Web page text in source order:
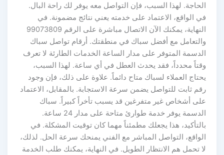
الحاجة. لهذا السبب، فإن التواصل معه يوفر لك راحة البال.
في الواقع، الاعتماد على خدمته يعني نتائج مضمونة. في
النهاية، يمكنك الآن الاتصال مباشرة على الرقم 99073809
والتعامل مع أفضل سباك في منطقتك. أرقام تواصل سباك
الدسمة المتوفر على مدار الساعة الخدمات الطارئة لا تعرف
وقتاً محدداً، فقد يحدث العطل في أي ساعة. لهذا السبب،
يحتاج العملاء لسباك متاح دائماً. علاوة على ذلك، فإن وجود
رقم ثابت للتواصل يضمن سرعة الاستجابة. بالمقابل، الاعتماد
على أشخاص غير متفرغين قد يسبب تأخراً كبيراً. سباك
الدسمة يوفر خدمة طوارئ متاحة على مدار 24 ساعة.
بالتأكيد، هذا يجعلك مطمئناً مهما كان توقيت المشكلة. في
الواقع، التواصل المباشر مع الفني يمنحك سرعة الحل. لذلك،
لا تحمل هم الانتظار الطويل. في النهاية، يمكنك طلب الخدمة